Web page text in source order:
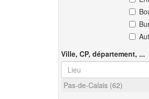
Ville, CP, département, ...
Pas-de-Calais (62)